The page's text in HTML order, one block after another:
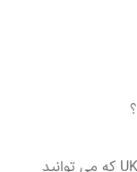
IELTS های مختلف برای آزمون های UKVI که می توانید